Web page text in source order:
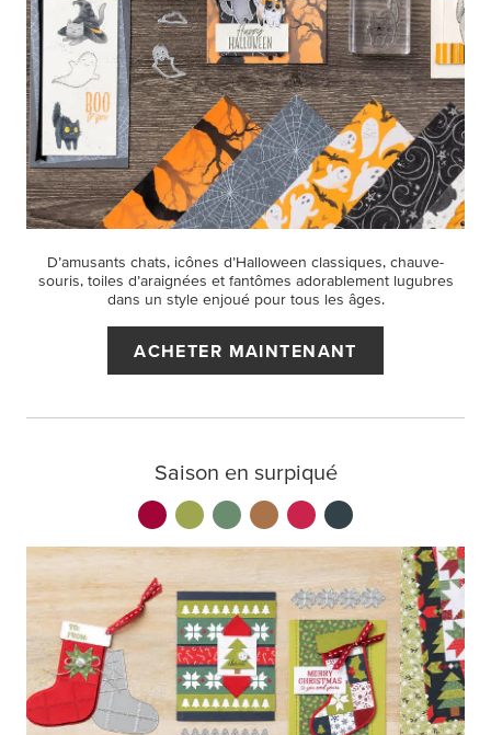
D’amusants chats, icônes d’Halloween classiques, chauve-
souris, toiles d’araignées et fantômes adorablement lugubres
dans un style enjoué pour tous les âges.
ACHETER MAINTENANT
Saison en surpiqué